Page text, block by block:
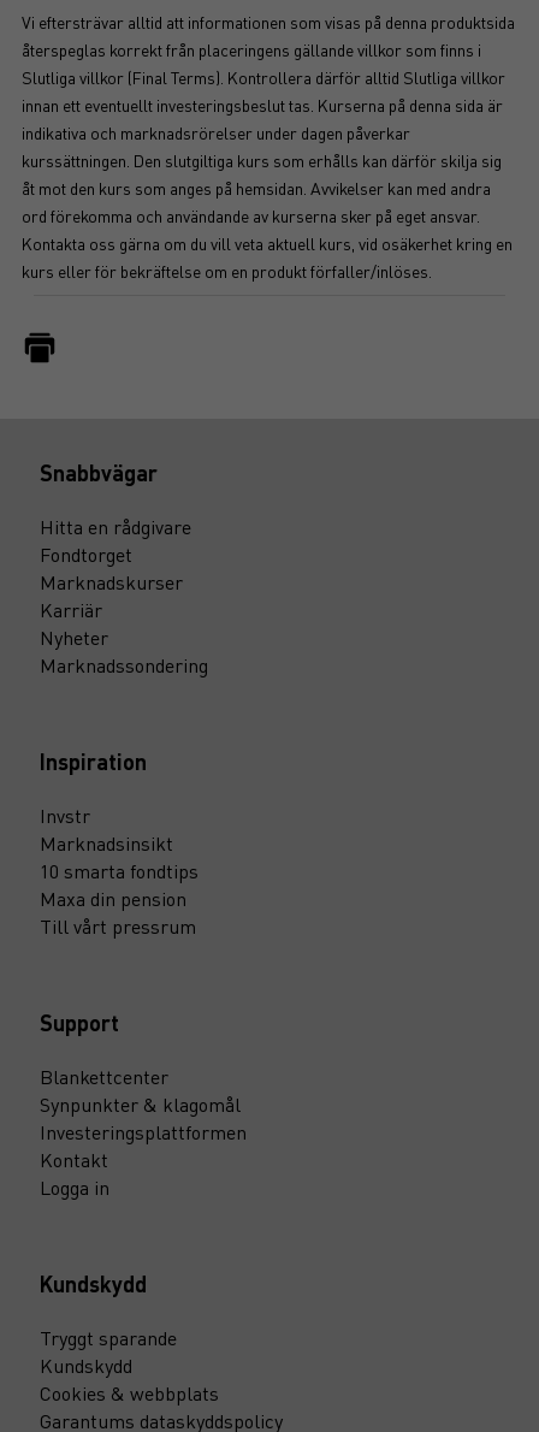
Vi eftersträvar alltid att informationen som visas på denna produktsida
återspeglas korrekt från placeringens gällande villkor som finns i
Slutliga villkor (Final Terms). Kontrollera därför alltid Slutliga villkor
innan ett eventuellt investeringsbeslut tas. Kurserna på denna sida är
indikativa och marknadsrörelser under dagen påverkar
kurssättningen. Den slutgiltiga kurs som erhålls kan därför skilja sig
åt mot den kurs som anges på hemsidan. Avvikelser kan med andra
ord förekomma och användande av kurserna sker på eget ansvar.
Kontakta oss gärna om du vill veta aktuell kurs, vid osäkerhet kring en
kurs eller för bekräftelse om en produkt förfaller/inlöses.
Snabbvägar
Hitta en rådgivare
Fondtorget
Marknadskurser
Karriär
Nyheter
Marknadssondering
Inspiration
Invstr
Marknadsinsikt
10 smarta fondtips
Maxa din pension
Till vårt pressrum
Support
Blankettcenter
Synpunkter & klagomål
Investeringsplattformen
Kontakt
Logga in
Kundskydd
Tryggt sparande
Kundskydd
Cookies & webbplats
Garantums dataskyddspolicy